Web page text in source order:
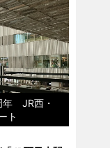
年 JR西・
ト